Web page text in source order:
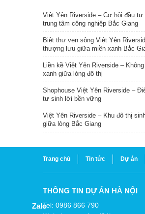
Việt Yên Riverside – Cơ hội đầu tư
trung tâm công nghiệp Bắc Giang
Biệt thự ven sông Việt Yên
thượng lưu giữa miền xanh Bắc
Liền kề Việt Yên Riverside –
xanh giữa lòng đô thị
Shophouse Việt Yên Riverside –
tư sinh lời bền vững
Việt Yên Riverside – Khu đô thị
giữa lòng Bắc Giang
Trang chủ Tin tức Dự án
THÔNG TIN DỰ ÁN HÀ NỘI
Tel: 0986 866 790
Zalo